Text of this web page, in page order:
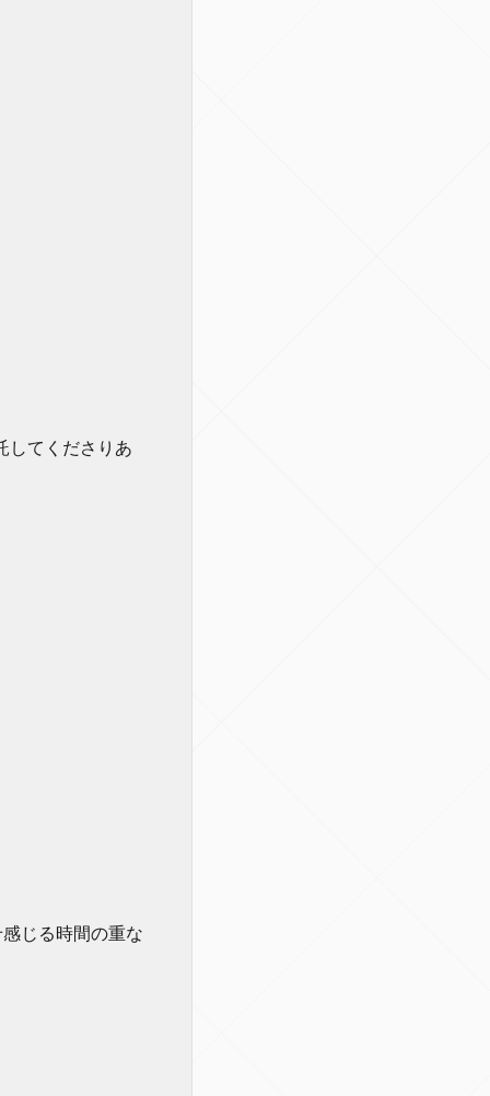
してくださりあ
じる時間の重な